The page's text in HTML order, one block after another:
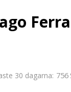
30 dagarna 756